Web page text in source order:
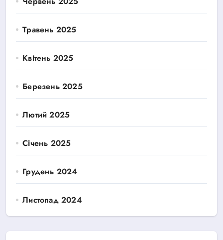
Травень 2025
Квітень 2025
Березень 2025
Лютий 2025
Січень 2025
Грудень 2024
Листопад 2024